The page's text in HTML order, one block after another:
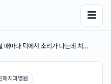
☰
때마다 턱에서 소리가 나는데 치…
해치과병원